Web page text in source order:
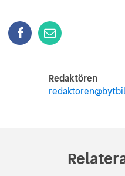
Redaktören